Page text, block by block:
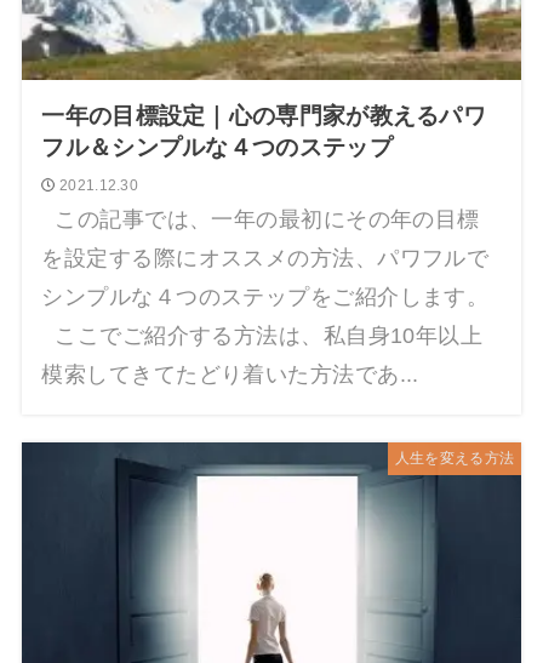
一年の目標設定｜心の専門家が教えるパワ
フル＆シンプルな４つのステップ
2021.12.30
この記事では、一年の最初にその年の目標
を設定する際にオススメの方法、パワフルで
シンプルな４つのステップをご紹介します。
ここでご紹介する方法は、私自身10年以上
模索してきてたどり着いた方法であ...
人生を変える方法